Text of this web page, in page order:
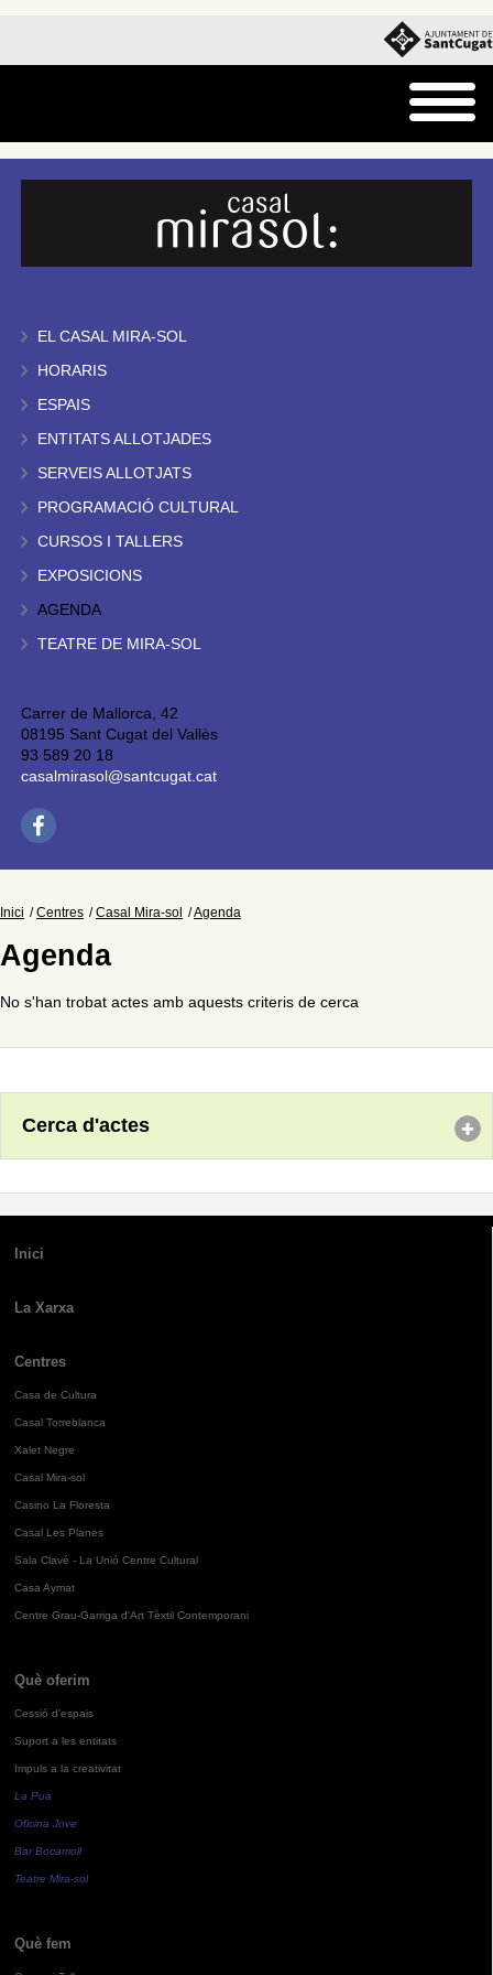
EL CASAL MIRA-SOL
HORARIS
ESPAIS
ENTITATS ALLOTJADES
SERVEIS ALLOTJATS
PROGRAMACIÓ CULTURAL
CURSOS I TALLERS
EXPOSICIONS
AGENDA
TEATRE DE MIRA-SOL
Carrer de Mallorca, 42
08195 Sant Cugat del Vallès
93 589 20 18
casalmirasol@santcugat.cat
Inici Centres Casal Mira-sol Agenda
Agenda
No s'han trobat actes amb aquests criteris de cerca
Cerca d'actes
Inici
La Xarxa
Centres
Casa de Cultura
Casal Torreblanca
Xalet Negre
Casal Mira-sol
Casino La Floresta
Casal Les Planes
Sala Clavé - La Unió Centre Cultural
Casa Aymat
Centre Grau-Garriga d'Art Tèxtil Contemporani
Què oferim
Cessió d'espais
Suport a les entitats
Impuls a la creativitat
La Pua
Oficina Jove
Bar Bocamoll
Teatre Mira-sol
Què fem